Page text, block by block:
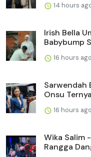
14 hours
Irish Bella
Babybump
16 hours ago
Sarwendah
Onsu
16 hours ago
Wika Salim
Rangga